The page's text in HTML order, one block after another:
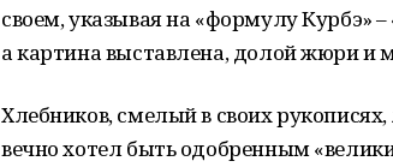
своем, указывая на «формулу Курбэ»
а картина выставлена, долой жюри и
Хлебников, смелый в своих
вечно хотел быть одобренным